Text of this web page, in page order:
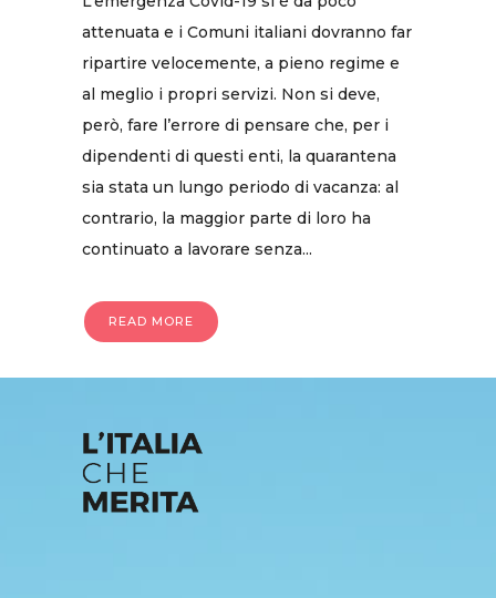
attenuata e i Comuni italiani dovranno far
ripartire velocemente, a pieno regime e
al meglio i propri servizi. Non si deve,
però, fare l’errore di pensare che, per i
dipendenti di questi enti, la quarantena
sia stata un lungo periodo di vacanza: al
contrario, la maggior parte di loro ha
continuato a lavorare senza...
READ MORE